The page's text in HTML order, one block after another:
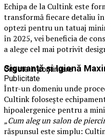
Echipa de la Cultink este
transformă fiecare detaliu
optezi pentru un tatuaj
în 2025, vei beneficia de
a alege cel mai potrivit
Siguranță și Igienă
Într-un domeniu unde
Cultink folosește
hipoalergenice pentru a
„Cum aleg un salon de
răspunsul este simplu:
Citeste in continuare
Publicitate